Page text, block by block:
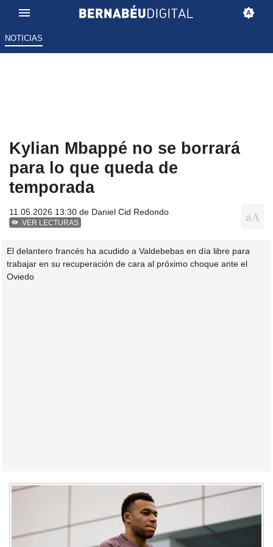
NOTICIAS
Kylian Mbappé no se borrará
para lo que queda de
temporada
11.05.2026 13:30 de Daniel Cid Redondo
VER LECTURAS
El delantero francés ha acudido a Valdebebas en día libre para
trabajar en su recuperación de cara al próximo choque ante el
Oviedo